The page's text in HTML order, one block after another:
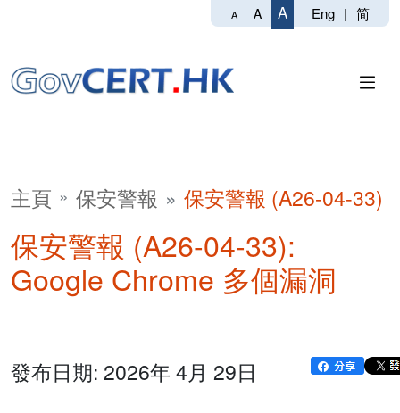
A A A Eng | 简
主頁 保安警報 保安警報 (A26-04-33)
保安警報 (A26-04-33):
Google Chrome 多個漏洞
發布日期: 2026年 4月 29日